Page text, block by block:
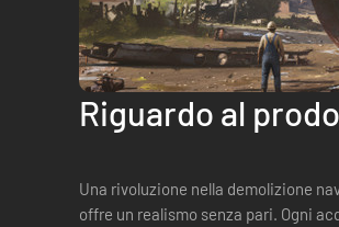
Riguardo al
Una rivoluzione nella demolizione
offre un realismo senza pari. Ogni